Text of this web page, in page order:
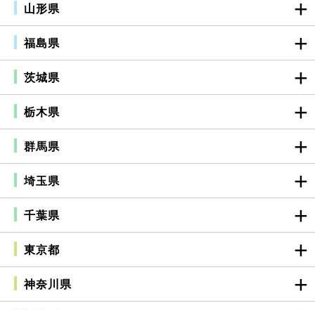
山形県
福島県
茨城県
栃木県
群馬県
埼玉県
千葉県
東京都
神奈川県